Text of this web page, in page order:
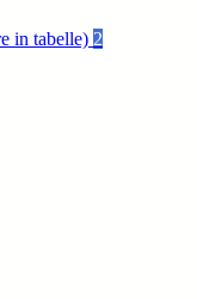
in tabelle) 2